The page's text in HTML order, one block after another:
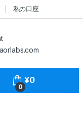
私の口座
0
¥0